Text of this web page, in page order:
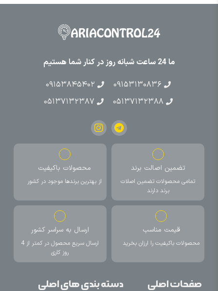
ما 24 ساعت شبانه روز در کنار شما هستیم
۰۹۱۵۳۱۳۰۸۳۶
۰۹۱۵۳۸۴۵۴۰۲
۰۵۱۳۷۱۳۲۳۸۸
۰۵۱۳۷۱۳۲۳۸۷
تضمین اصالت برند
تمامی محصولات تضمین اصلات
برند دارند
محصولات باکیفیت
از بهترین برندها موجود در کشور
قیمت مناسب
محصولات باکیفیت را ارزان بخرید
ارسال به سراسر کشور
ارسال سریع محصول در کمتر از 4
روز کاری
صفحات اصلی دسته بندی های اصلی